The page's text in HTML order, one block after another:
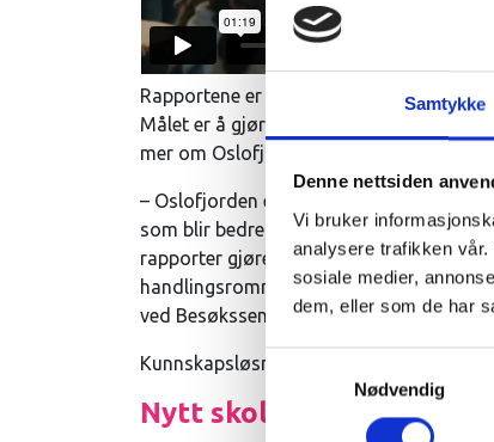
Samtykke
Denne nettsiden
Vi bruker
analysere trafikken
sosiale medier,
dem, eller som de har
Samtykkevalg
Nødvendig
Rapportene er delt opp, forenklet og
Målet er å gjøre kunnskap om fjorden,
mer om Oslofjorden og arbeidet med å
– Oslofjorden er et komplekst
som blir bedre og dårligere og hvilke
rapporter gjøres mer tilgjengelige, gir
handlingsrommet. Kunnskap er en
ved Besøkssenter Oslofjord og direktør
Kunnskapsløsningen er finansiert av
Nytt skoletilbud for